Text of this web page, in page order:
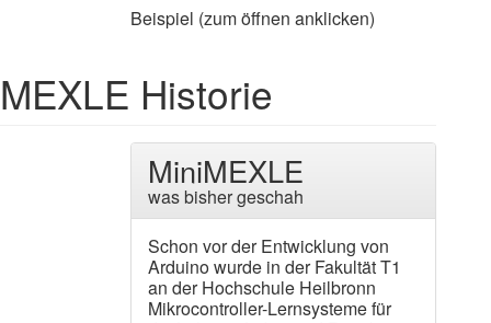
Beispiel (zum öffnen anklicken)
MEXLE Historie
MiniMEXLE
was bisher geschah
Schon vor der Entwicklung von
Arduino wurde in der Fakultät T1
an der Hochschule Heilbronn
Mikrocontroller-Lernsysteme für